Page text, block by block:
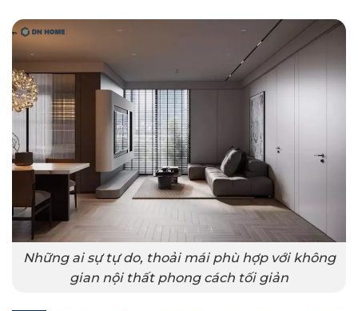
Những ai sự tự do, thoải mái phù hợp với không
gian nội thất phong cách tối giản